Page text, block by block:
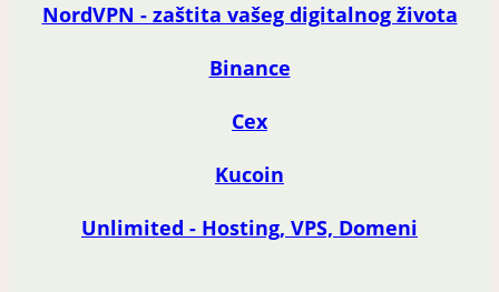
NordVPN - zaštita vašeg digitalnog života
Binance
Cex
Kucoin
Unlimited - Hosting, VPS, Domeni